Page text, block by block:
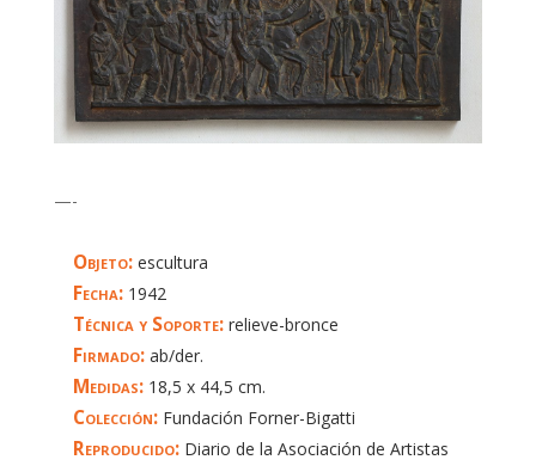
—-
Objeto:escultura
Fecha:1942
Técnica y Soporte:relieve-bronce
Firmado:ab/der.
Medidas:18,5 x 44,5 cm.
Colección:Fundación Forner-Bigatti
Reproducido:Diario de la Asociación de Artistas